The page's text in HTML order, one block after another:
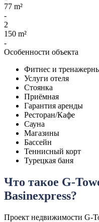
77 m²
-
2
150 m²
-
Особенности объекта
Фитнес и
Услуги отеля
Стоянка
Приёмная
Гарантия аренды
Ресторан/Кафе
Сауна
Магазины
Бассейн
Теннисный корт
Турецкая баня
Что такое G-
Basinexpress?
Проект недвижимости G-